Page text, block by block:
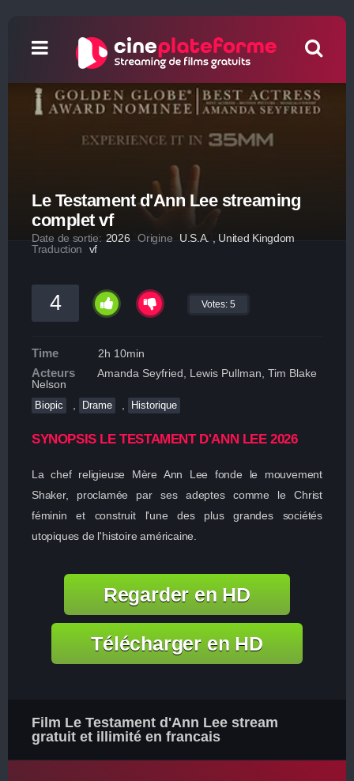
Le Testament d'Ann Lee streaming
complet vf
Date de sortie: 2026 Origine
U.S.A. , United Kingdom
Traduction
vf
4 Votes: 5
Time 2h 10min
Acteurs
Amanda Seyfried, Lewis Pullman, Tim Blake
Nelson
Biopic Drame Historique
SYNOPSIS LE TESTAMENT D'ANN LEE 2026
La chef religieuse Mère Ann Lee fonde le mouvement
Shaker, proclamée par ses adeptes comme le Christ
féminin et construit l'une des plus grandes sociétés
utopiques de l'histoire américaine.
Regarder en HD
Télécharger en HD
Film Le Testament d'Ann Lee stream
gratuit et illimité en francais